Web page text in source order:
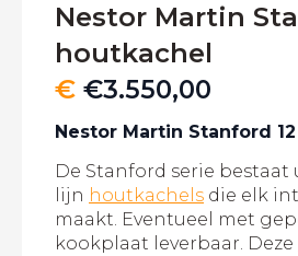
Nestor Martin
houtkachel
€ €3.550,00
Nestor Martin Stanford
De Stanford serie
lijn houtkachels die elk
maakt. Eventueel met
kookplaat leverbaar. Deze